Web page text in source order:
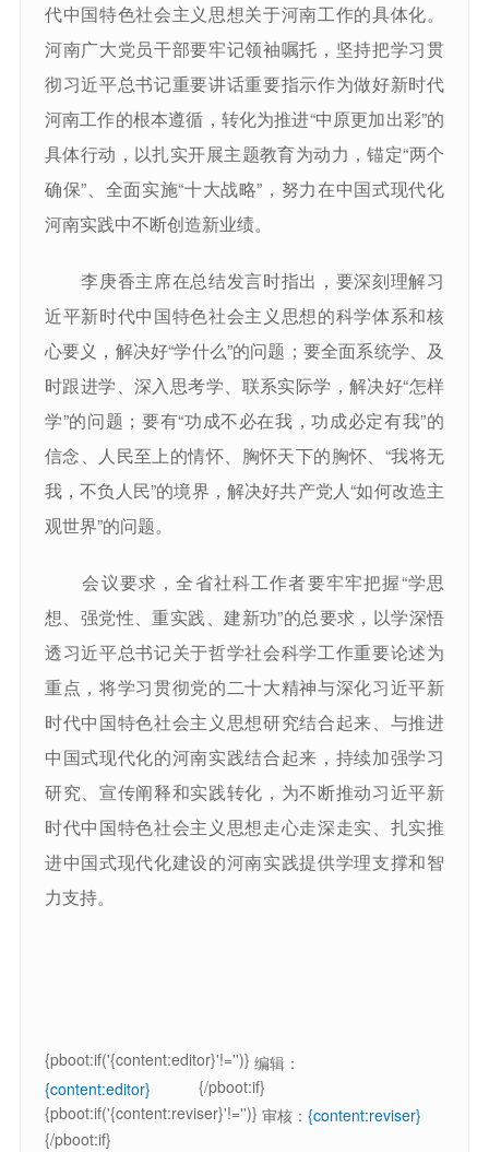
代中国特色社会主义思想关于河南工作的具体化。
河南广大党员干部要牢记领袖嘱托，坚持把学习贯
彻习近平总书记重要讲话重要指示作为做好新时代
河南工作的根本遵循，转化为推进“中原更加出彩”的
具体行动，以扎实开展主题教育为动力，锚定“两个
确保”、全面实施“十大战略”，努力在中国式现代化
河南实践中不断创造新业绩。
李庚香主席在总结发言时指出，要深刻理解习
近平新时代中国特色社会主义思想的科学体系和核
心要义，解决好“学什么”的问题；要全面系统学、及
时跟进学、深入思考学、联系实际学，解决好“怎样
学”的问题；要有“功成不必在我，功成必定有我”的
信念、人民至上的情怀、胸怀天下的胸怀、“我将无
我，不负人民”的境界，解决好共产党人“如何改造主
观世界”的问题。
会议要求，全省社科工作者要牢牢把握“学思
想、强党性、重实践、建新功”的总要求，以学深悟
透习近平总书记关于哲学社会科学工作重要论述为
重点，将学习贯彻党的二十大精神与深化习近平新
时代中国特色社会主义思想研究结合起来、与推进
中国式现代化的河南实践结合起来，持续加强学习
研究、宣传阐释和实践转化，为不断推动习近平新
时代中国特色社会主义思想走心走深走实、扎实推
进中国式现代化建设的河南实践提供学理支撑和智
力支持。
{pboot:if('{content:editor}'!='')} 编辑：
{content:editor}
{/pboot:if}
{pboot:if('{content:reviser}'!='')} 审核： {content:reviser}
{/pboot:if}